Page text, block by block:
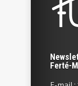
Ferté-